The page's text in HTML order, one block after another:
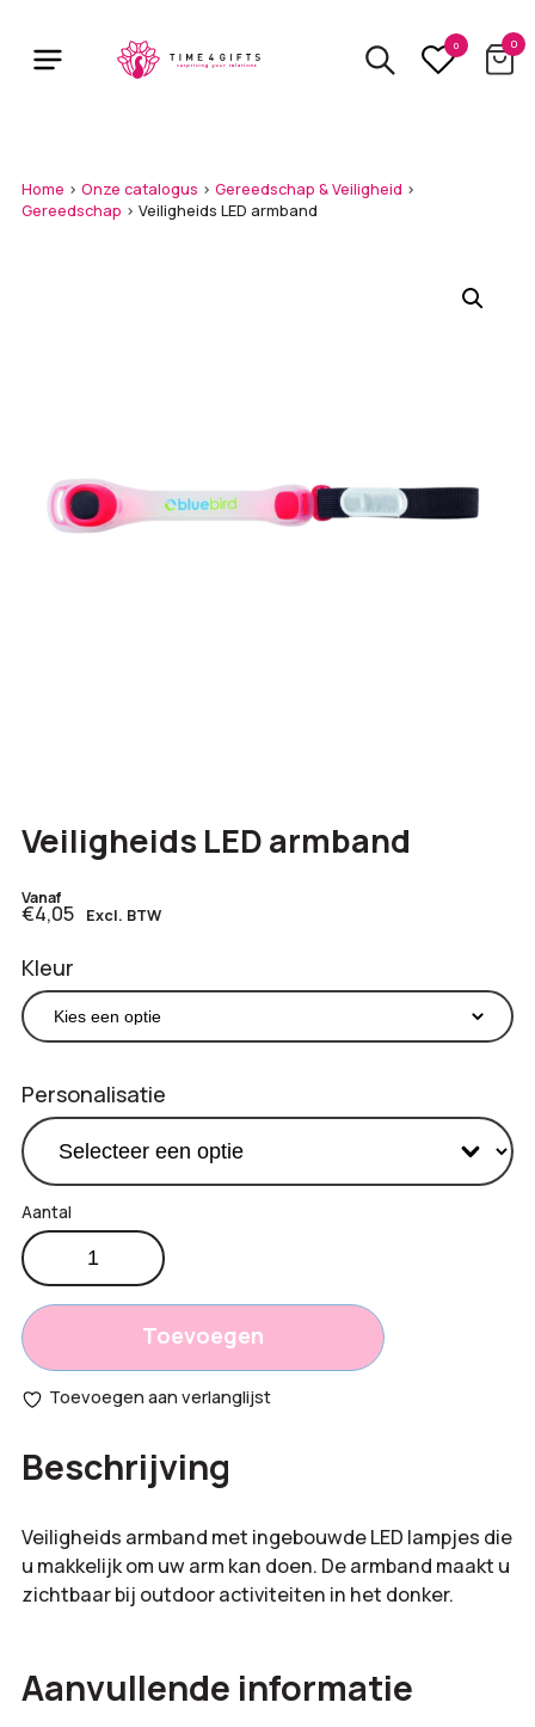
main
0 0
Home > Onze catalogus > Gereedschap & Veiligheid >
Gereedschap > Veiligheids LED armband
Veiligheids LED armband
Vanaf
€4,05 Excl. BTW
Kleur
Personalisatie
Productprijs:
Totaal
opties:
totaal:
Veiligheids
LED
armband
aantal
Toevoegen
Toevoegen aan verlanglijst
Beschrijving
Veiligheids armband met ingebouwde LED lampjes die
u makkelijk om uw arm kan doen. De armband maakt u
zichtbaar bij outdoor activiteiten in het donker.
Aanvullende informatie